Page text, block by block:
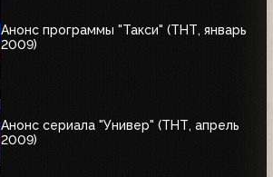
Анонс программы "Такси" (ТНТ, январь
2009)
Анонс сериала "Универ" (ТНТ, апрель
2009)